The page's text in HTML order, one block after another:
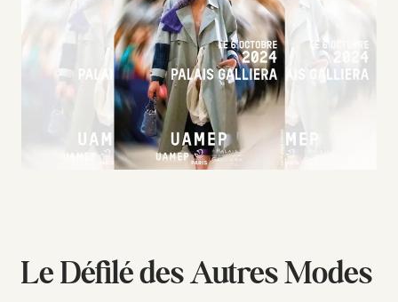
Le Défilé des Autres Modes